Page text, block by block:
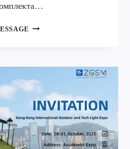
В
УСТАНОВЛЕНО
72
КОМПЛЕКТА
СВЕТОФОРЫ
НА
СОЛНЕЧНЫХ